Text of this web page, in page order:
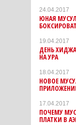
24.04.2017
ЮНАЯ
19.04.2017
ДЕНЬ
НА УРА
18.04.2017
НОВОЕ
17.04.2017
ПОЧЕМУ
ПЛАТКИ В